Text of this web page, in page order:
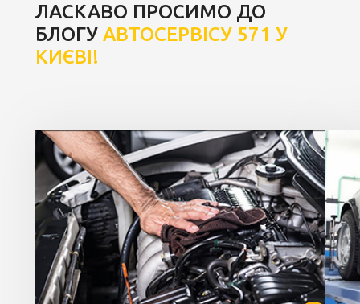
ЛАСКАВО ПРОСИМО ДО
БЛОГУ АВТОСЕРВІСУ 571 У
КИЄВІ!